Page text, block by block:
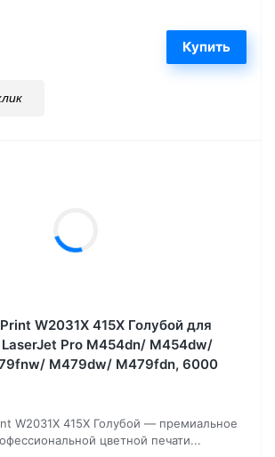
W2031X 415X Голубой для
LaserJet Pro M454dn/ M454dw/
M479dw/ M479fdn, 6000
W2031X 415X Голубой — премиальное
цветной печати...